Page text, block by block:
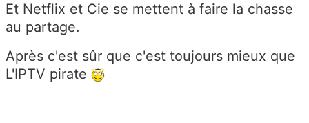
Et Netflix et Cie se mettent à faire la chasse
au partage.
Après c'est sûr que c'est toujours mieux que
L'IPTV pirate